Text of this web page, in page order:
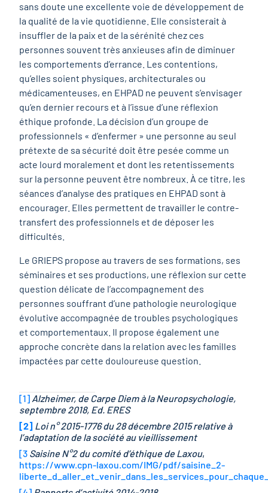
sans doute une excellente voie de développement de
la qualité de la vie quotidienne. Elle consisterait à
insuffler de la paix et de la sérénité chez ces
personnes souvent très anxieuses afin de diminuer
les comportements d’errance. Les contentions,
qu’elles soient physiques, architecturales ou
médicamenteuses, en EHPAD ne peuvent s’envisager
qu’en dernier recours et à l’issue d’une réflexion
éthique profonde. La décision d’un groupe de
professionnels « d’enfermer » une personne au seul
prétexte de sa sécurité doit être pesée comme un
acte lourd moralement et dont les retentissements
sur la personne peuvent être nombreux. À ce titre, les
séances d’analyse des pratiques en EHPAD sont à
encourager. Elles permettent de travailler le contre-
transfert des professionnels et de déposer les
difficultés.
Le GRIEPS propose au travers de ses formations, ses
séminaires et ses productions, une réflexion sur cette
question délicate de l’accompagnement des
personnes souffrant d’une pathologie neurologique
évolutive accompagnée de troubles psychologiques
et comportementaux. Il propose également une
approche concrète dans la relation avec les familles
impactées par cette douloureuse question.
[1] Alzheimer, de Carpe Diem à la Neuropsychologie,
septembre 2018, Ed. ERES
[2] Loi n° 2015-1776 du 28 décembre 2015 relative à
l’adaptation de la société au vieillissement
[3 Saisine N°2 du comité d’éthique de Laxou,
https://www.cpn-laxou.com/IMG/pdf/saisine_2-